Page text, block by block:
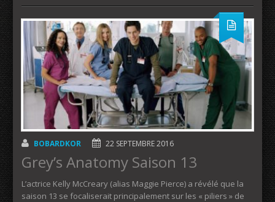
BOBARDKOR 22 SEPTEMBRE 2016
Grey’s Anatomy Saison 13
L’actrice Kelly McCreary (alias Maggie Pierce) a révélé que la
saison 13 se focaliserait principalement sur les « piliers » de